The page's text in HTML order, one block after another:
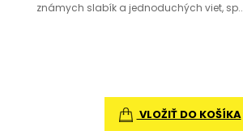
známych slabík a jednoduchých viet, sp..
VLOŽIŤ DO KOŠÍKA